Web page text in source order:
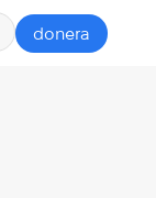
donera